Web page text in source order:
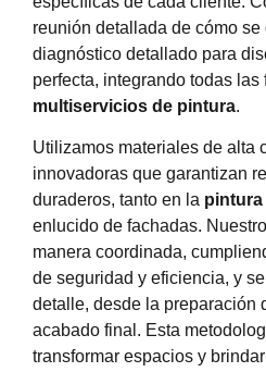
reunión detallada de cómo
diagnóstico detallado para
perfecta, integrando todas las
multiservicios de pintura.
Utilizamos materiales de alta
innovadoras que garantizan
duraderos, tanto en la pintura
enlucido de fachadas.
manera coordinada,
de seguridad y eficiencia, y
detalle, desde la preparación
acabado final. Esta
transformar espacios y